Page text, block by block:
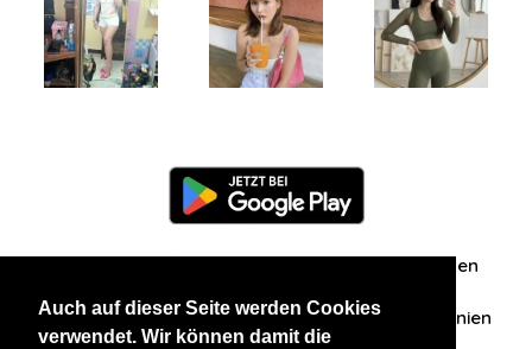
Auch auf dieser Seite werden Cookies
verwendet. Wir können damit die
Zuschriften/Erfahrungen
Datenschutzerklärung AGB Datenschutzrichtlinien